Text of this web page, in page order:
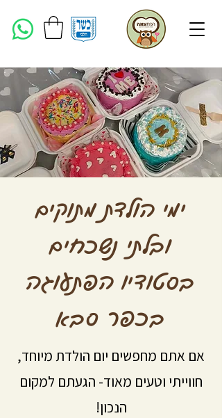
ימי הולדת מתוקים
ובלתי נשכחים
בסטודיו הפתעוגה
בכפר סבא
אם אתם מחפשים יום הולדת מיוחד,
חווייתי וטעים מאוד- הגעתם למקום
הנכון!